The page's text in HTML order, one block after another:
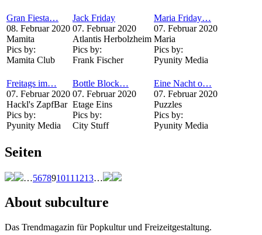
Gran Fiesta…
08. Februar 2020
Mamita
Pics by:
Mamita Club
Jack Friday
07. Februar 2020
Atlantis Herbolzheim
Pics by:
Frank Fischer
Maria Friday…
07. Februar 2020
Maria
Pics by:
Pyunity Media
Freitags im…
07. Februar 2020
Hackl's ZapfBar
Pics by:
Pyunity Media
Bottle Block…
07. Februar 2020
Etage Eins
Pics by:
City Stuff
Eine Nacht o…
07. Februar 2020
Puzzles
Pics by:
Pyunity Media
Seiten
…567891011 1213…
About subculture
Das Trendmagazin für Popkultur und Freizeitgestaltung.